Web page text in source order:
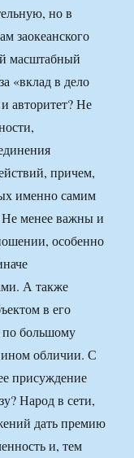
но в
заокеанского
масштабный
«вклад в дело
авторитет? Не
причем,
именно самим
Не менее важны и
особенно
А также
в его
большому
ином обличии. С
присуждение
Народ в сети,
дать премию
и, тем